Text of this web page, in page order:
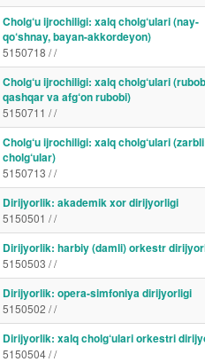
Cholg‘u ijrochiligi: xalq cholg‘ulari (nay-
qo‘shnay, bayan-akkordeyon)
5150718 / /
Cholg‘u ijrochiligi: xalq cholg‘ulari
qashqar va afg‘on rubobi)
5150711 / /
Cholg‘u ijrochiligi: xalq cholg‘ulari (zarbli
cholg‘ular)
5150713 / /
Dirijyorlik: akademik xor dirijyorligi
5150501 / /
Dirijyorlik: harbiy (damli) orkestr
5150503 / /
Dirijyorlik: opera-simfoniya dirijyorligi
5150502 / /
Dirijyorlik: xalq cholg‘ulari orkestri
5150504 / /